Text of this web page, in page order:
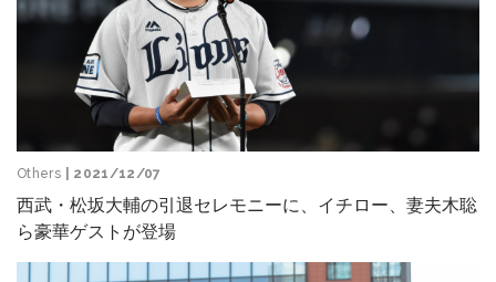
Others | 2021/12/07
西武・松坂大輔の引退セレモニーに、イチロー、妻夫木聡
ら豪華ゲストが登場